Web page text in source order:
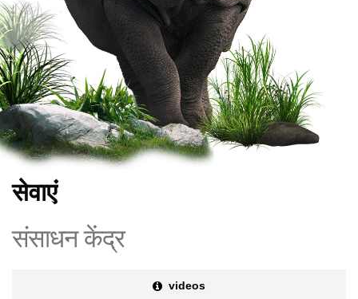
सेवाएं
संसाधन केंद्र
videos